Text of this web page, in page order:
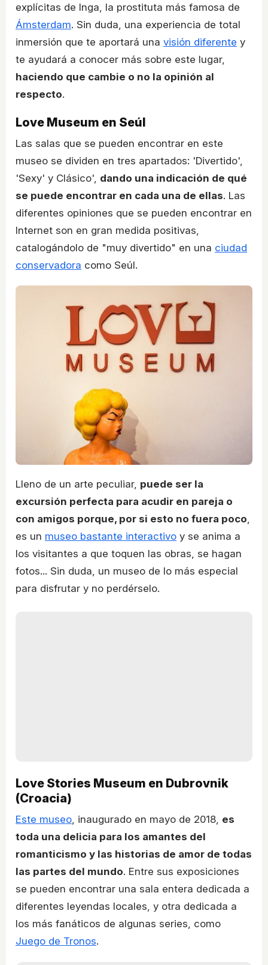
explícitas de Inga, la prostituta más famosa de
Ámsterdam. Sin duda, una experiencia de total
inmersión que te aportará una visión diferente y
te ayudará a conocer más sobre este lugar,
haciendo que cambie o no la opinión al
respecto.
Love Museum en Seúl
Las salas que se pueden encontrar en este
museo se dividen en tres apartados: 'Divertido',
'Sexy' y Clásico', dando una indicación de qué
se puede encontrar en cada una de ellas. Las
diferentes opiniones que se pueden encontrar en
Internet son en gran medida positivas,
catalogándolo de "muy divertido" en una ciudad
conservadora como Seúl.
Lleno de un arte peculiar, puede ser la
excursión perfecta para acudir en pareja o
con amigos porque, por si esto no fuera poco
es un museo bastante interactivo y se anima a
los visitantes a que toquen las obras, se hagan
fotos... Sin duda, un museo de lo más especial
para disfrutar y no perdérselo.
Love Stories Museum en Dubrovnik
(Croacia)
Este museo , inaugurado en mayo de 2018, es
toda una delicia para los amantes del
romanticismo y las historias de amor de todas
las partes del mundo. Entre sus exposiciones
se pueden encontrar una sala entera dedicada a
diferentes leyendas locales, y otra dedicada a
los más fanáticos de algunas series, como
Juego de Tronos.